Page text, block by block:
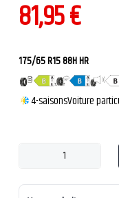
81,95€
175/65 R15 88H HR
4-saisonsVoiture